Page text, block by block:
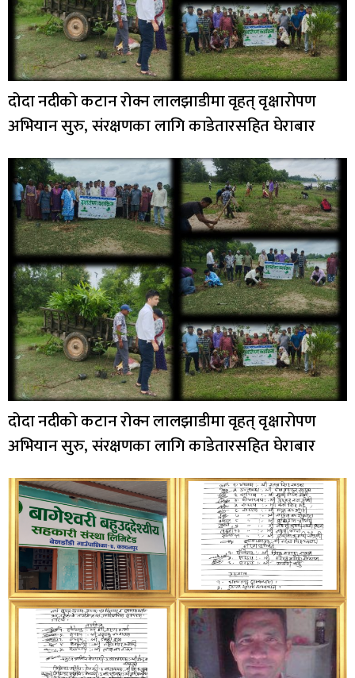
दोदा नदीको कटान रोक्न लालझाडीमा वृहत् वृक्षारोपण
अभियान सुरु, संरक्षणका लागि काडेतारसहित घेराबार
दोदा नदीको कटान रोक्न लालझाडीमा वृहत् वृक्षारोपण
अभियान सुरु, संरक्षणका लागि काडेतारसहित घेराबार